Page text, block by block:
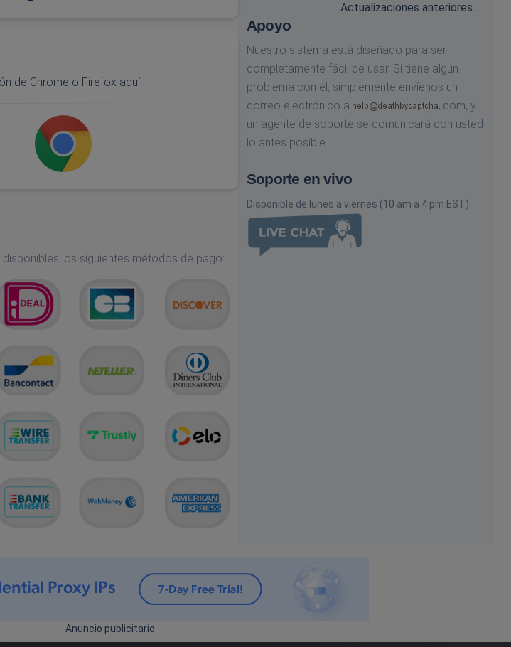
de Chrome o Firefox aquí.
disponibles los siguientes métodos de pago:
Actualizaciones anteriores…
Apoyo
Nuestro sistema está diseñado para ser
completamente fácil de usar. Si tiene algún
problema con él, simplemente envíenos un
correo electrónico a
com, y
un agente de soporte se comunicará con usted
lo antes posible.
Soporte en vivo
Disponible de lunes a viernes (10 am a 4 pm EST)
Anuncio publicitario